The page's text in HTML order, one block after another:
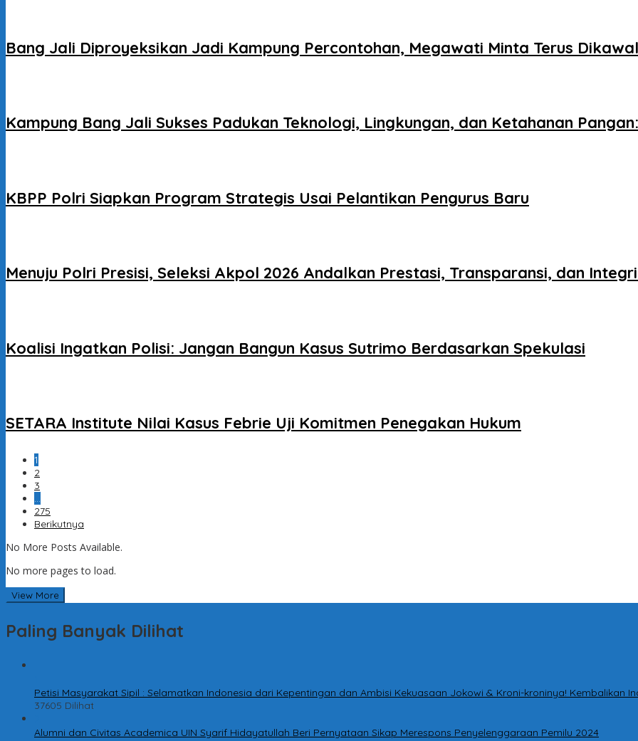
Bang Jali Diproyeksikan Jadi Kampung Percontohan, Megawati Minta Terus Dikawal
Kampung Bang Jali Sukses Padukan Teknologi, Lingkungan, dan Ketahanan
KBPP Polri Siapkan Program Strategis Usai Pelantikan Pengurus Baru
Menuju Polri Presisi, Seleksi Akpol 2026 Andalkan Prestasi, Transparansi, dan
Koalisi Ingatkan Polisi: Jangan Bangun Kasus Sutrimo Berdasarkan Spekulasi
SETARA Institute Nilai Kasus Febrie Uji Komitmen Penegakan Hukum
1
2
3
…
275
Berikutnya
No More Posts Available.
No more pages to load.
View More
Paling Banyak Dilihat
Petisi Masyarakat Sipil : Selamatkan Indonesia dari Kepentingan dan Ambisi Kekuasaan Jokowi & Kroni-kroninya! Kembalikan
37605 Dilihat
Alumni dan Civitas Academica UIN Syarif Hidayatullah Beri Pernyataan Sikap Merespons Penyelenggaraan Pemilu 2024